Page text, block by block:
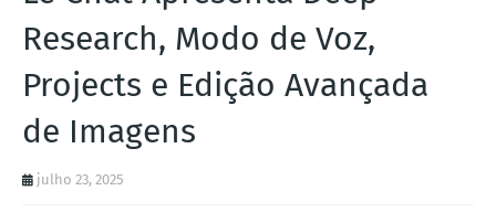
Research, Modo de Voz,
Projects e Edição Avançada
de Imagens
julho 23, 2025